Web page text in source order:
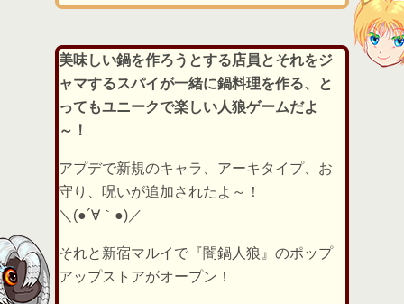
美味しい鍋を作ろうとする店員とそれをジ
ャマするスパイが一緒に鍋料理を作る、と
ってもユニークで楽しい人狼ゲームだよ
～！
アプデで新規のキャラ、アーキタイプ、お
守り、呪いが追加されたよ～！
＼(●´∀｀●)／
それと新宿マルイで『闇鍋人狼』のポップ
アップストアがオープン！